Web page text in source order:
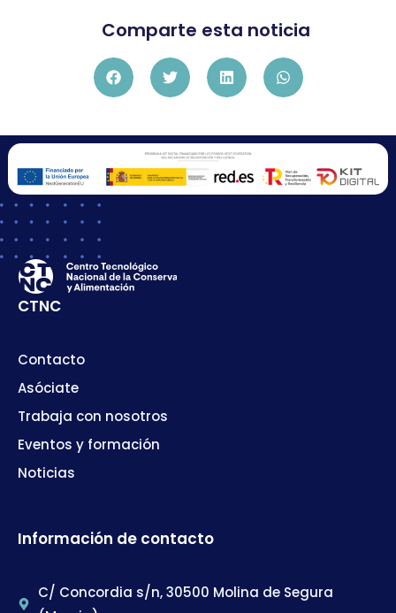
Comparte esta noticia
CTNC
Contacto
Asóciate
Trabaja con nosotros
Eventos y formación
Noticias
Información de contacto
C/ Concordia s/n, 30500 Molina de Segura